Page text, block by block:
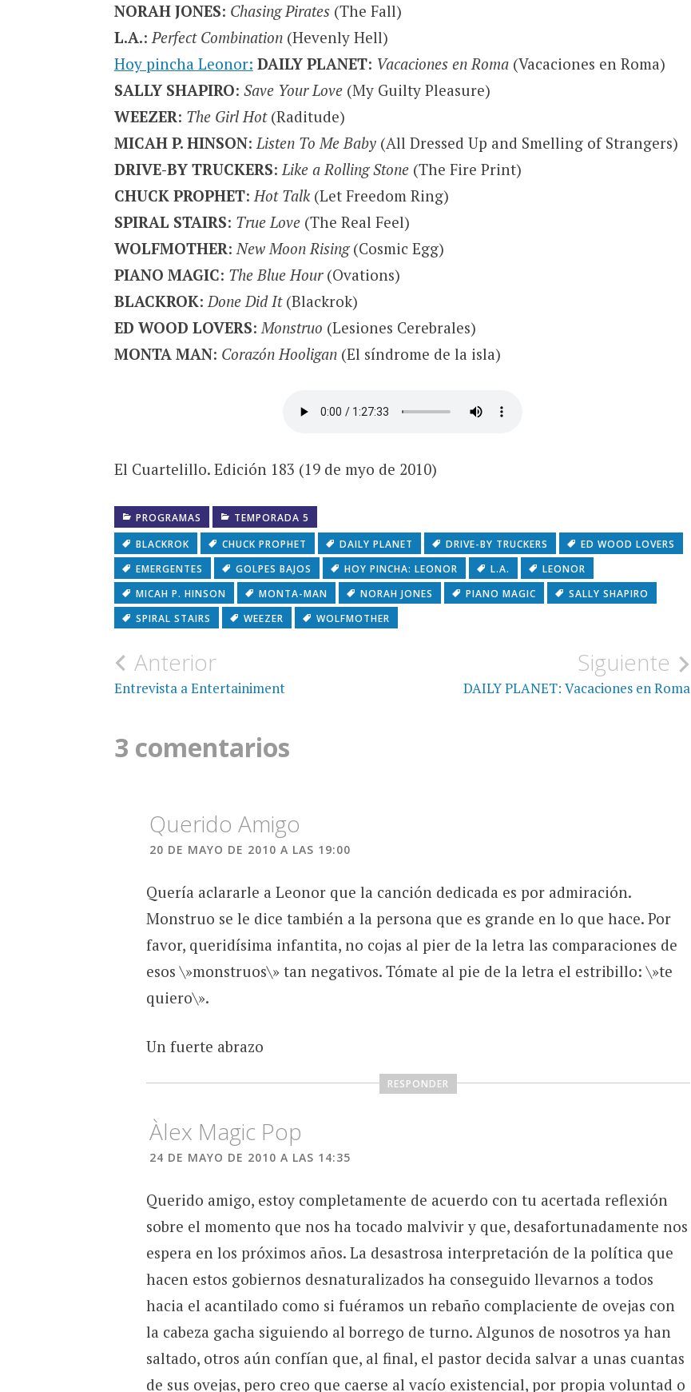
NORAH JONES: Chasing Pirates(The Fall)
L.A.:Perfect Combination(Hevenly Hell)
Hoy pincha Leonor: DAILY PLANET: Vacaciones en Roma(Vacaciones en Roma)
SALLY SHAPIRO: Save Your Love(My Guilty Pleasure)
WEEZER: The Girl Hot(Raditude)
MICAH P. HINSON:Listen To Me Baby(All Dressed Up and Smelling of Strangers)
DRIVE-BY TRUCKERS:Like a Rolling Stone(The Fire Print)
CHUCK PROPHET:Hot Talk(Let Freedom Ring)
SPIRAL STAIRS: True Love(The Real Feel)
WOLFMOTHER:New Moon Rising(Cosmic Egg)
PIANO MAGIC: The Blue Hour(Ovations)
BLACKROK:Done Did It(Blackrok)
ED WOOD LOVERS:Monstruo (Lesiones Cerebrales)
MONTA MAN: Corazón Hooligan (El síndrome de la isla)
El Cuartelillo. Edición 183 (19 de myo de 2010)
PROGRAMAS
TEMPORADA 5
BLACKROK
CHUCK PROPHET DAILY PLANET DRIVE-BY TRUCKERS
ED WOOD LOVERS
EMERGENTES
GOLPES BAJOS HOY PINCHA: LEONOR L.A.
LEONOR
MICAH P. HINSON
MONTA-MAN NORAH JONES PIANO MAGIC
SALLY SHAPIRO
SPIRAL STAIRS
WEEZER WOLFMOTHER
Navegación
de
Anterior
Entrevista a Entertainiment
Siguiente
DAILY PLANET: Vacaciones en Roma
3 comentarios
Querido Amigo
20 DE MAYO DE 2010 A LAS 19:00
Quería aclararle a Leonor que la canción dedicada es por admiración.
Monstruo se le dice también a la persona que es grande en lo que hace. Por
favor, queridísima infantita, no cojas al pier de la letra las comparaciones de
esos \»monstruos\» tan negativos. Tómate al pie de la letra el estribillo: \»te
quiero\».
Un fuerte abrazo
RESPONDER
Àlex Magic Pop
24 DE MAYO DE 2010 A LAS 14:35
Querido amigo, estoy completamente de acuerdo con tu acertada reflexión
sobre el momento que nos ha tocado malvivir y que, desafortunadamente nos
espera en los próximos años. La desastrosa interpretación de la política que
hacen estos gobiernos desnaturalizados ha conseguido llevarnos a todos
hacia el acantilado como si fuéramos un rebaño complaciente de ovejas con
la cabeza gacha siguiendo al borrego de turno. Algunos de nosotros ya han
saltado, otros aún confían que, al final, el pastor decida salvar a unas cuantas
de sus ovejas, pero creo que caerse al vacío existencial, por propia voluntad o